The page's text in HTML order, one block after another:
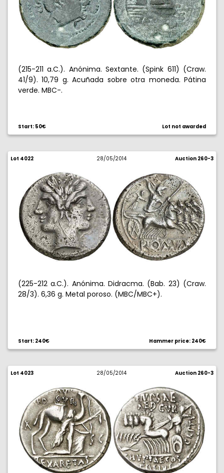
(215-211 a.C.). Anónima. Sextante. (Spink 611) (Craw.
41/9). 10,79 g. Acuñada sobre otra moneda. Pátina
verde. MBC-.
Start: 50€ Lot not awarded
Lot 4022 28/05/2014 Auction 260-3
(225-212 a.C.). Anónima. Didracma. (Bab. 23) (Craw.
28/3). 6,36 g. Metal poroso. (MBC/MBC+).
Start: 240€ Hammer price: 240€
Lot 4023 28/05/2014 Auction 260-3